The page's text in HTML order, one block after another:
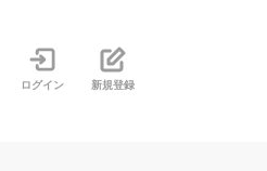
ログイン 新規登録